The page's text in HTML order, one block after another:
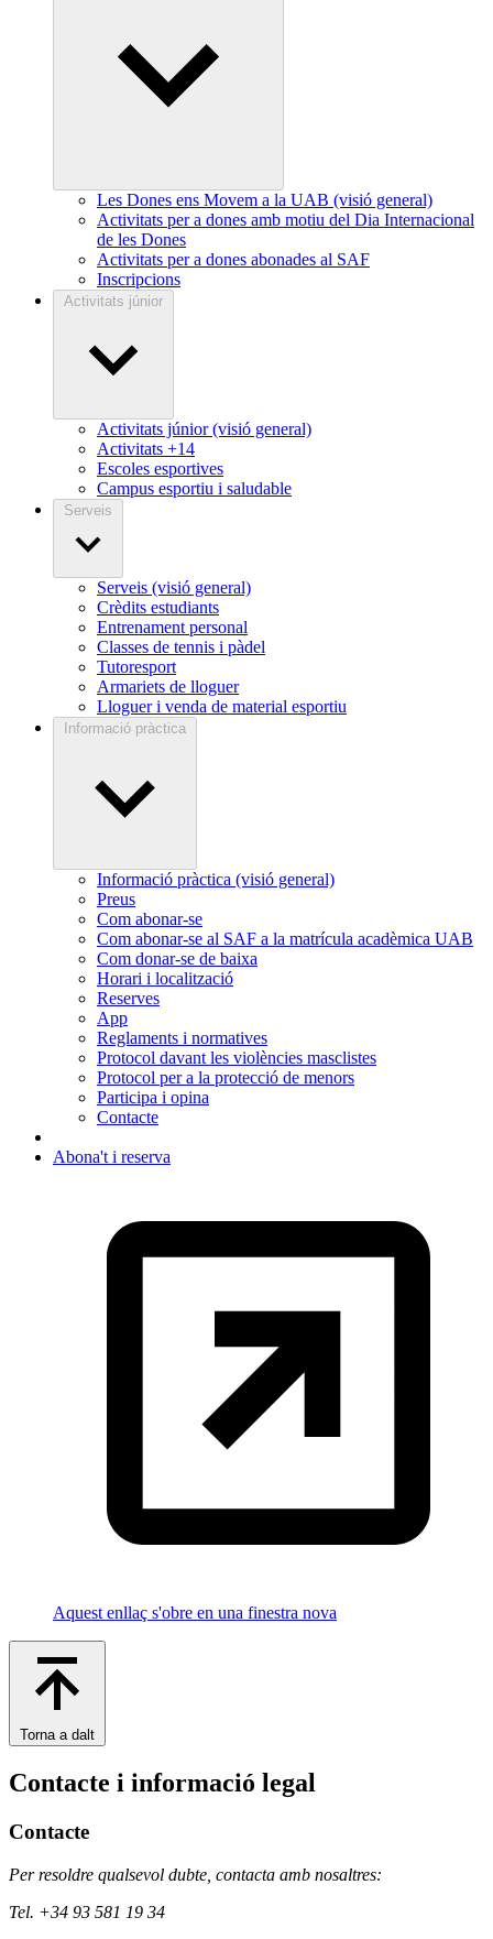
Les Dones ens Movem a la UAB (visió general)
Activitats per a dones amb motiu del Dia Internacional
de les Dones
Activitats per a dones abonades al SAF
Inscripcions
Activitats júnior
Activitats júnior (visió general)
Activitats +14
Escoles esportives
Campus esportiu i saludable
Serveis
Serveis (visió general)
Crèdits estudiants
Entrenament personal
Classes de tennis i pàdel
Tutoresport
Armariets de lloguer
Lloguer i venda de material esportiu
Informació pràctica
Informació pràctica (visió general)
Preus
Com abonar-se
Com abonar-se al SAF a la matrícula acadèmica UAB
Com donar-se de baixa
Horari i localització
Reserves
App
Reglaments i normatives
Protocol davant les violències masclistes
Protocol per a la protecció de menors
Participa i opina
Contacte
Abona't i reserva
Aquest enllaç s'obre en una finestra nova
Torna a dalt
Contacte i informació legal
Contacte
Per resoldre qualsevol dubte, contacta amb nosaltres:
Tel. +34 93 581 19 34